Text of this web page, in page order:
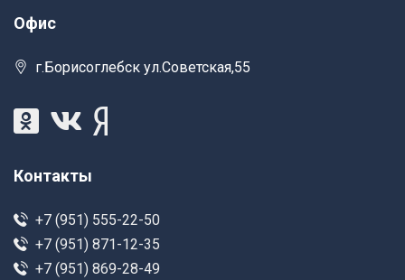
Офис
г.Борисоглебск ул.Советская,55
Контакты
+7 (951) 555-22-50
+7 (951) 871-12-35
+7 (951) 869-28-49